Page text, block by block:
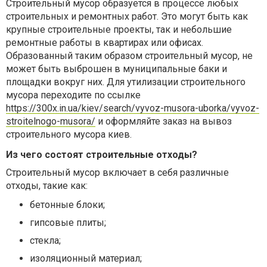
Строительный мусор образуется в процессе любых
строительных и ремонтных работ. Это могут быть как
крупные строительные проекты, так и небольшие
ремонтные работы в квартирах или офисах.
Образованный таким образом строительный мусор, не
может быть выброшен в муниципальные баки и
площадки вокруг них. Для утилизации строительного
мусора переходите по ссылке
https://300x.in.ua/kiev/search/vyvoz-musora-uborka/vyvoz-
stroitelnogo-musora/ и оформляйте заказ на вывоз
строительного мусора киев.
Из чего состоят строительные отходы?
Строительный мусор включает в себя различные
отходы, такие как:
бетонные блоки;
гипсовые плиты;
стекла;
изоляционный материал;